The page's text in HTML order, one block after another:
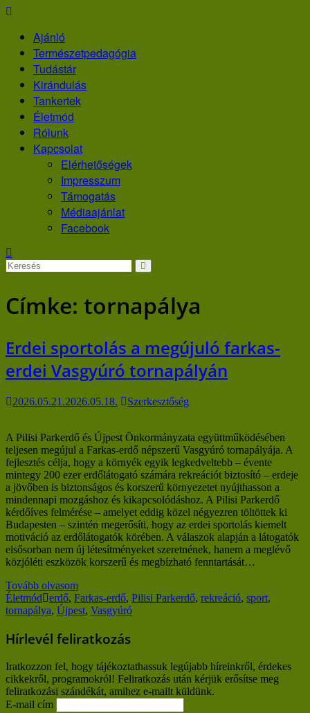
Skip
contentAjánló
Természetpedagógia
Tudástár
Kirándulás
Tankertek
Életmód
Rólunk
Kapcsolat
Elérhetőségek
Impresszum
Támogatás
Médiaajánlat
Facebook
Címke: tornapálya
Erdei sportolás a megújuló farkas-
erdei Vasgyúró tornapályán
2026.05.21.2026.05.18. Szerkesztőség
A Pilisi Parkerdő és Újpest Önkormányzata együttműködésében
teljesen megújul a Farkas-erdő népszerű Vasgyúró tornapályája. A
fejlesztés célja, hogy a környék egyik legkedveltebb – évente
mintegy 200 ezer erdőlátogató számára rekreációt biztosító – erdeje
a jövőben is biztonságos és korszerű környezetet nyújthasson a
mindennapi mozgáshoz és kikapcsolódáshoz. A Pilisi Parkerdő
kérdőíves felmérése – amelyet eddig közel négyezren töltöttek ki
Budapesten – szintén megerősíti, hogy az erdei sportolás kiemelt
motiváció az erdőlátogatók körében. A válaszok alapján a látogatók
elsősorban nem új létesítményeket szeretnének, hanem a meglévő
közjóléti eszközök korszerű és megbízható fenntartását…
Tovább olvasom
Életmód
erdő, Farkas-erdő, Pilisi Parkerdő, rekreáció, sport,
tornapálya, Újpest, Vasgyúró
Hírlevél feliratkozás
Iratkozzon fel, hogy tájékoztathassuk legújabb híreinkről, érdekes
cikkekről, programokról! Feliratkozás után kérjük erősítse meg
feliratkozási szándékát, amihez e-mailt küldünk.
E-mail cím